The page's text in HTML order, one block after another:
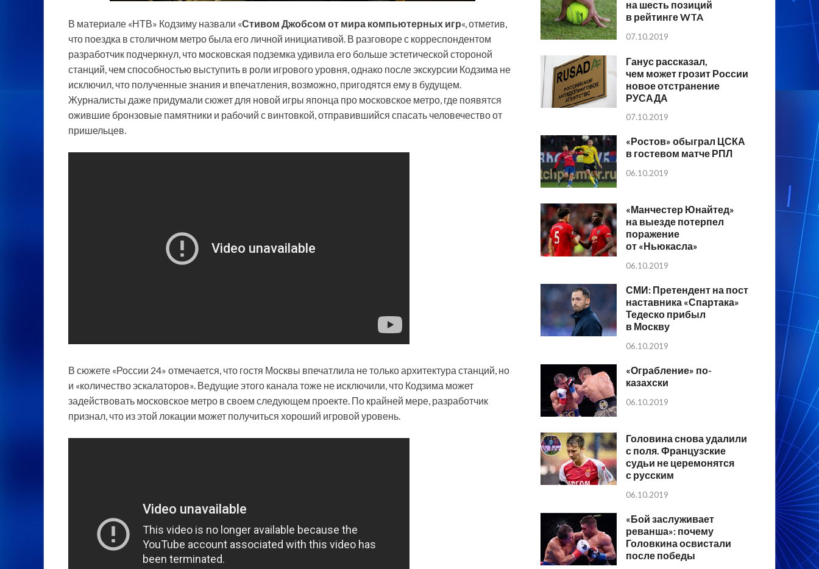
В материале «НТВ» Кодзиму назвали «Стивом Джобсом от мира компьютерных игр«, отметив,
что поездка в столичном метро была его личной инициативой. В разговоре с корреспондентом
разработчик подчеркнул, что московская подземка удивила его больше эстетической стороной
станций, чем способностью выступить в роли игрового уровня, однако после экскурсии Кодзима не
исключил, что полученные знания и впечатления, возможно, пригодятся ему в будущем.
Журналисты даже придумали сюжет для новой игры японца про московское метро, где появятся
ожившие бронзовые памятники и рабочий с винтовкой, отправившийся спасать человечество от
пришельцев.
В сюжете «России 24» отмечается, что гостя Москвы впечатлила не только архитектура станций, но
и «количество эскалаторов». Ведущие этого канала тоже не исключили, что Кодзима может
задействовать московское метро в своем следующем проекте. По крайней мере, разработчик
признал, что из этой локации может получиться хороший игровой уровень.
на шесть позиций
в рейтинге WTA
07.10.2019
Ганус рассказал,
чем может грозит России
новое отстранение
РУСАДА
07.10.2019
«Ростов» обыграл ЦСКА
в гостевом матче РПЛ
06.10.2019
«Манчестер Юнайтед»
на выезде потерпел
поражение
от «Ньюкасла»
06.10.2019
СМИ: Претендент на пост
наставника «Спартака»
Тедеско прибыл
в Москву
06.10.2019
«Ограбление» по-
казахски
06.10.2019
Головина снова удалили
с поля. Французские
судьи не церемонятся
с русским
06.10.2019
«Бой заслуживает
реванша»: почему
Головкина освистали
после победы